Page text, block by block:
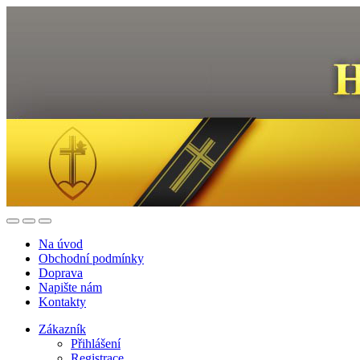
Na úvod
Obchodní podmínky
Doprava
Napište nám
Kontakty
Zákazník
Přihlášení